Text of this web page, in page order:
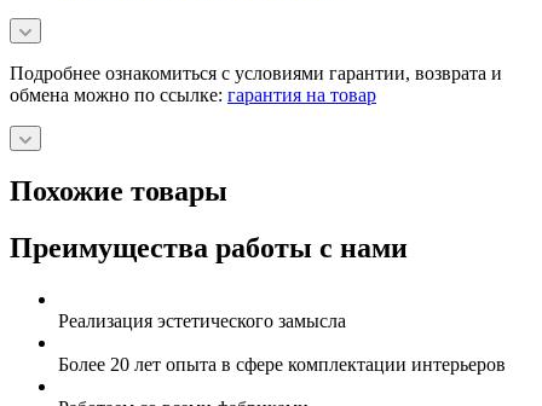
Подробнее ознакомиться с условиями гарантии, возврата и
обмена можно по ссылке: гарантия на товар
Похожие товары
Преимущества работы с нами
Реализация эстетического замысла
Более 20 лет опыта в сфере комплектации интерьеров